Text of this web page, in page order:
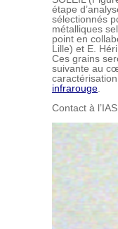
étape
sélectionnés
métalliques
point en
Lille) et E.
Ces grains
suivante au
infrarouge
Contact à